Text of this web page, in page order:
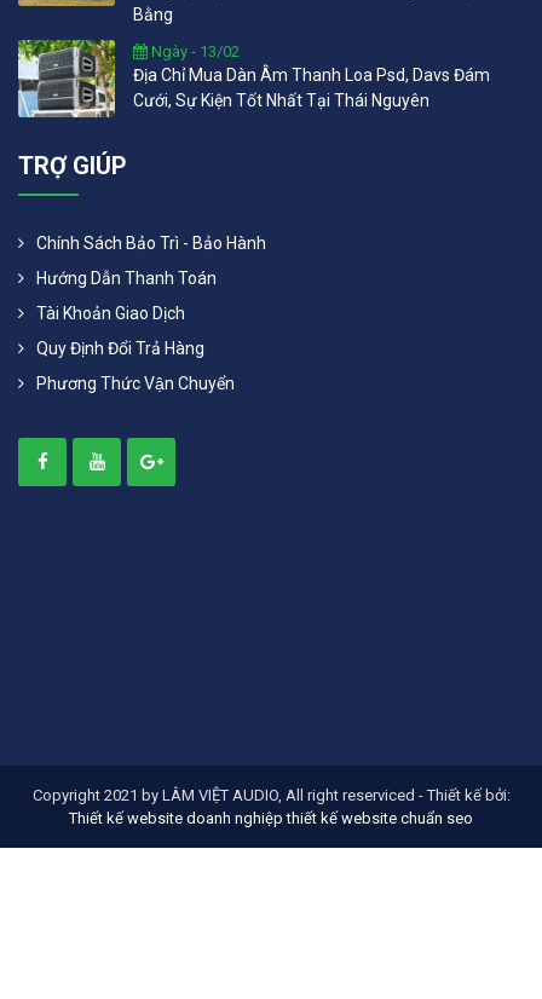
Bằng
Ngày - 13/02
Địa Chỉ Mua Dàn Âm Thanh Loa Psd, Davs Đám
Cưới, Sự Kiện Tốt Nhất Tại Thái Nguyên
TRỢ GIÚP
Chính Sách Bảo Trì - Bảo Hành
Hướng Dẫn Thanh Toán
Tài Khoản Giao Dịch
Quy Định Đổi Trả Hàng
Phương Thức Vận Chuyển
Copyright 2021 by LÂM VIỆT AUDIO, All right reserviced - Thiết kế bởi:
Thiết kế website doanh nghiệp thiết kế website chuẩn seo